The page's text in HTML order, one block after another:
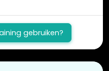
gebruiken?